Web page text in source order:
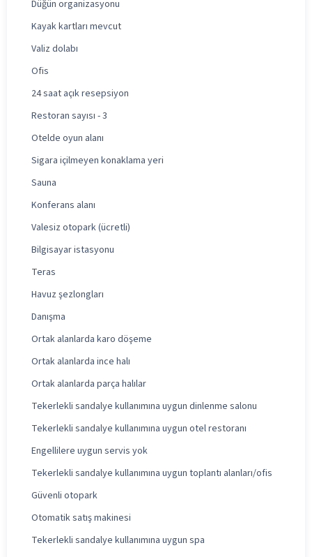
Düğün organizasyonu
Kayak kartları mevcut
Valiz dolabı
Ofis
24 saat açık resepsiyon
Restoran sayısı - 3
Otelde oyun alanı
Sigara içilmeyen konaklama yeri
Sauna
Konferans alanı
Valesiz otopark (ücretli)
Bilgisayar istasyonu
Teras
Havuz şezlongları
Danışma
Ortak alanlarda karo döşeme
Ortak alanlarda ince halı
Ortak alanlarda parça halılar
Tekerlekli sandalye kullanımına uygun dinlenme salonu
Tekerlekli sandalye kullanımına uygun otel restoranı
Engellilere uygun servis yok
Tekerlekli sandalye kullanımına uygun toplantı alanları/ofis
Güvenli otopark
Otomatik satış makinesi
Tekerlekli sandalye kullanımına uygun spa